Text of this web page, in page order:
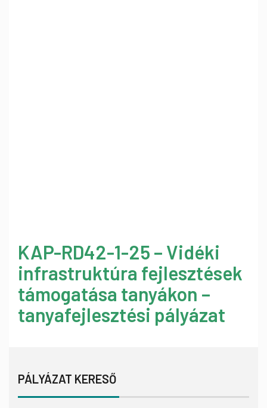
KAP-RD42-1-25 – Vidéki
infrastruktúra fejlesztések
támogatása tanyákon –
tanyafejlesztési pályázat
PÁLYÁZAT KERESŐ